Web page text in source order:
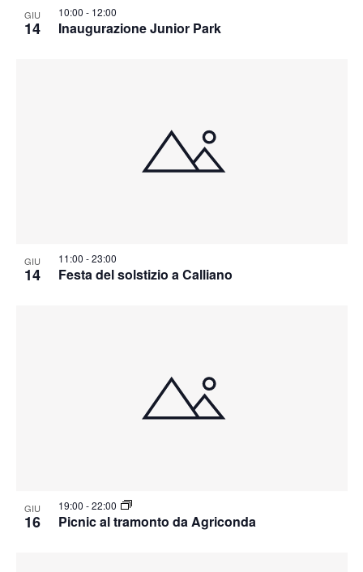
GIU
14 Inaugurazione Junior Park
10:00 - 12:00
GIU
14 Festa del solstizio a Calliano
11:00 -23:00
GIU
16 Picnic al tramonto da Agriconda
19:00 -22:00